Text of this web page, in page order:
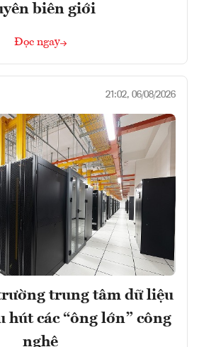
biên giới
Đọc ngay
21:02, 06/08/2026
trung tâm dữ liệu
hút các “ông lớn” công
nghệ